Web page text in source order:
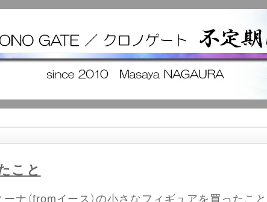
こと
ナ（fromイース）の小さなフィギュアを買ったこと